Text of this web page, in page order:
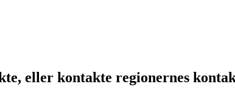
eller kontakte regionernes